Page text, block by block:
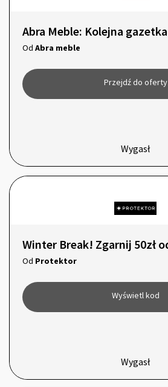
Abra Meble: Kolejna gazetka
Od Abra meble
Przejdź do oferty
Wygasł
Od Protektor
Wyświetl kod
Wygasł